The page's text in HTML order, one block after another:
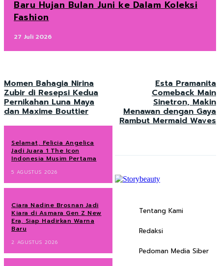
Baru Hujan Bulan Juni ke Dalam Koleksi
Fashion
27 Juli 2026
Momen Bahagia Nirina
Zubir di Resepsi Kedua
Pernikahan Luna Maya
dan Maxime Bouttier
Esta Pramanita
Comeback Main
Sinetron, Makin
Menawan dengan Gaya
Rambut Mermaid Waves
Selamat, Felicia Angelica
Jadi Juara 1 The Icon
Indonesia Musim Pertama
5 AGUSTUS 2026
Ciara Nadine Brosnan Jadi
Kiara di Asmara Gen Z New
Era, Siap Hadirkan Warna
Baru
2 AGUSTUS 2026
Tentang Kami
Redaksi
Pedoman Media Siber